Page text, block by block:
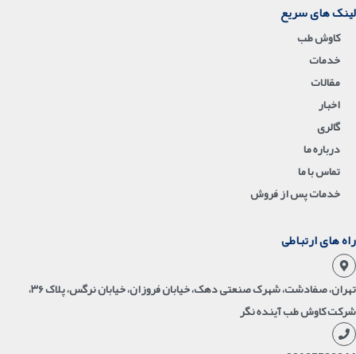
لینک های سریع
کاوش طب
خدمات
مقالات
اخبار
گالری
درباره ما
تماس با ما
خدمات پس از فروش
راه های ارتباطی
تهران، صفادشت، شهرک صنعتی دهک، خیابان فروزان، خیابان نرگس، پلاک ۳۶،
شرکت کاوش طب آینده نگر